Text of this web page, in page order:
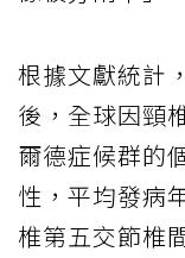
根據文獻統計
後，全球因頸
爾德症候群的
性，平均發病
椎第五交節椎